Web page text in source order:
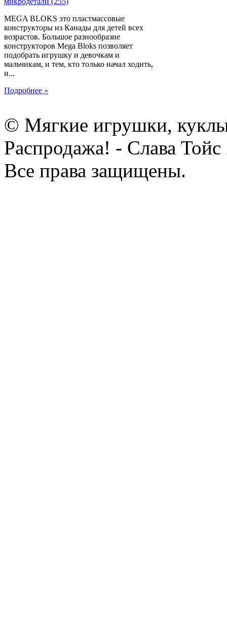
MEGA BLOKS это пластмассовые
конструкторы из Канады для детей всех
возрастов. Большое разнообразие
конструкторов Mega Bloks позволяет
подобрать игрушку и девочкам и
мальчикам, и тем, кто только начал ходить,
и...
Подробнее »
© Мягкие игрушки,
Распродажа! - Слава Тойс
Все права защищены.